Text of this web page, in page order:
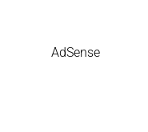
AdSense